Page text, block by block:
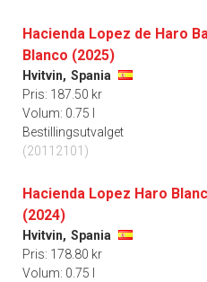
Hacienda Lopez de Haro
Blanco (2025)
Hvitvin, Spania
Pris: 187.50 kr
Volum: 0.75 l
Bestillingsutvalget
(20112101)
Hacienda Lopez Haro
(2024)
Hvitvin, Spania
Pris: 178.80 kr
Volum: 0.75 l